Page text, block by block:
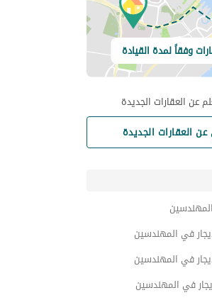
وفقاً لمدة القيادة
عن العقارات الجديدة
عن العقارات الجديدة